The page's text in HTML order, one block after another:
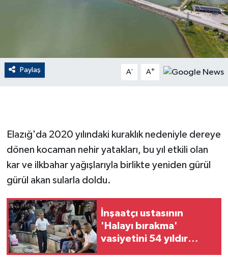
Paylaş A- A+
Elazığ'da 2020 yılındaki kuraklık nedeniyle dereye
dönen kocaman nehir yatakları, bu yıl etkili olan
kar ve ilkbahar yağışlarıyla birlikte yeniden gürül
gürül akan sularla doldu.
İnşaatçı ustasının
'Halayı bırakma'
vasiyetini 54 yıldır
English News
Gayrimenkul
GENEL
Güvenlik
HABERDE İNSAN